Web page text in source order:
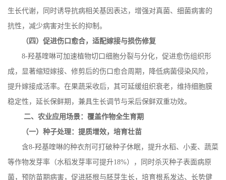
生长代谢，同时诱导抗病相关基因表达，增强对真菌、细菌病害的
抗性，减少病害对生长的抑制。
（四）促进伤口愈合，适配嫁接与损伤修复
8-羟基喹啉可加速植物切口细胞分裂与分化，促进愈伤组织形
成，显著缩短嫁接、修剪后的伤口愈合周期，降低病菌侵染风险，
提升嫁接成活率。在果蔬采收后，其可延缓组织衰老，维持细胞膜
稳定性，延长保鲜期，兼具生长调节与采后保鲜双重功效。
二、农业应用场景：覆盖作物全生育期
（一）种子处理：提质增效，培育壮苗
含8-羟基喹啉的种衣剂可打破种子休眠，提升水稻、小麦、蔬菜
等作物发芽率（水稻发芽率可提升18%），同时杀灭种子表面病原
菌，预防苗期病害，促进胚根与胚芽生长，培育根系发达、长势健